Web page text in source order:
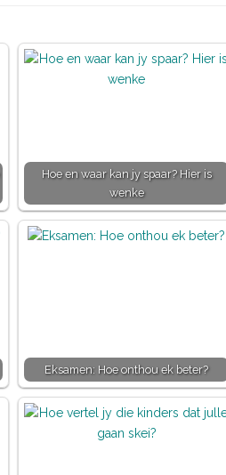
Hoe en waar kan jy spaar? Hier is
wenke
Eksamen: Hoe onthou ek beter?